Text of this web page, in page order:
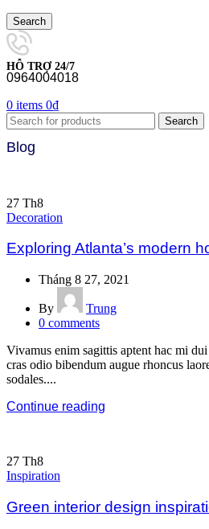
Search
HỖ TRỢ 24/7
0964004018
0 items 0₫
Search
Blog
27 Th8
Decoration
Exploring Atlanta’s modern
Tháng 8 27, 2021
By
Trung
0 comments
Vivamus enim sagittis aptent hac mi dui
cras odio bibendum augue rhoncus
sodales....
Continue reading
27 Th8
Inspiration
Green interior design